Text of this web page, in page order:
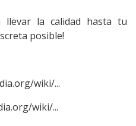
llevar la calidad hasta tu
posible!
wiki/...
wiki/...